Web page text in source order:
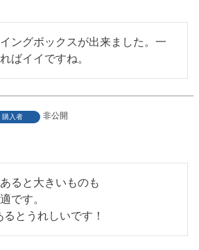
ングボックスが出来ました。一
ばイイですね。
購入者
非公開
ると大きいものも
です。
とうれしいです！